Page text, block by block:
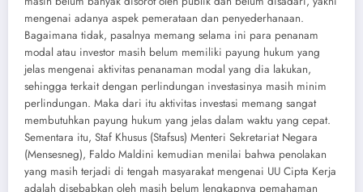
mengenai adanya aspek pemerataan dan penyederhanaan.
Bagaimana tidak, pasalnya memang selama ini para penanam
modal atau investor masih belum memiliki payung hukum yang
jelas mengenai aktivitas penanaman modal yang dia lakukan,
sehingga terkait dengan perlindungan investasinya masih minim
perlindungan. Maka dari itu aktivitas investasi memang sangat
membutuhkan payung hukum yang jelas dalam waktu yang cepat.
Sementara itu, Staf Khusus (Stafsus) Menteri Sekretariat Negara
(Mensesneg), Faldo Maldini kemudian menilai bahwa penolakan
yang masih terjadi di tengah masyarakat mengenai UU Cipta Kerja
adalah disebabkan oleh masih belum lengkapnya pemahaman